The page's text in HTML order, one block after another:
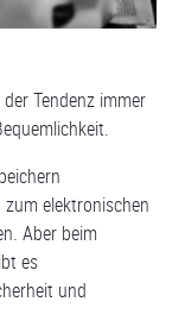
Tendenz immer
elektronischen
Aber beim
es
und